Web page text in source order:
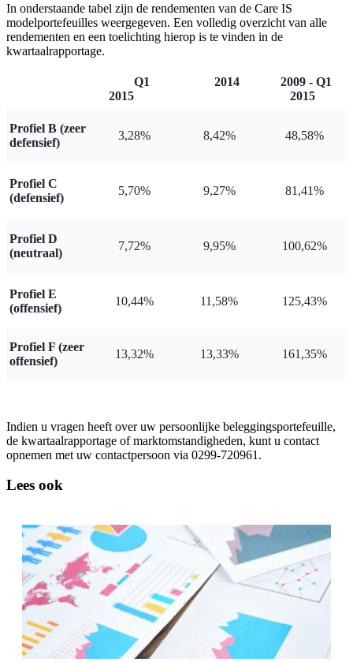
In onderstaande tabel zijn de rendementen van de Care IS
modelportefeuilles weergegeven. Een volledig overzicht van alle
rendementen en een toelichting hierop is te vinden in de
kwartaalrapportage.
Q1
2015
2014
2009 - Q1
2015
Profiel B (zeer
defensief)
3,28% 8,42% 48,58%
Profiel C
(defensief)
5,70% 9,27% 81,41%
Profiel D
(neutraal)
7,72% 9,95% 100,62%
Profiel E
(offensief)
10,44% 11,58% 125,43%
Profiel F (zeer
offensief)
13,32% 13,33% 161,35%
Indien u vragen heeft over uw persoonlijke beleggingsportefeuille,
de kwartaalrapportage of marktomstandigheden, kunt u contact
opnemen met uw contactpersoon via 0299-720961.
Lees ook